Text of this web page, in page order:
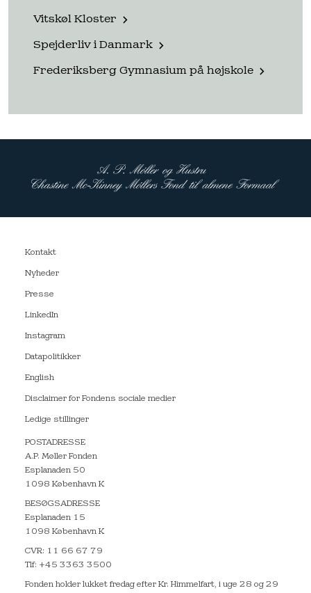
Vitskøl Kloster
Spejderliv i Danmark
Frederiksberg Gymnasium på højskole
Kontakt
Nyheder
Presse
LinkedIn
Instagram
Datapolitikker
English
Disclaimer for Fondens sociale medier
Ledige stillinger
POSTADRESSE
A.P. Møller Fonden
Esplanaden 50
1098 København K
BESØGSADRESSE
Esplanaden 15
1098 København K
CVR: 11 66 67 79
Tlf: +45 3363 3500
Fonden holder lukket fredag efter Kr. Himmelfart, i uge 28 og 29